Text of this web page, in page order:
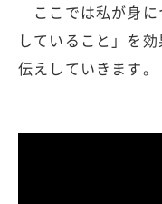
ここでは私が身に
していること」を
伝えしていきます。